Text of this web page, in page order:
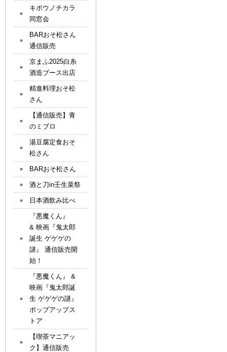
キボウノチカラ
同窓会
BARおそ松さん
通信販売
京まふ2025白糸
酒造ブース出店
精進料理おそ松
さん
【通信販売】青
のミブロ
湯豆腐定食おそ
松さん
BARおそ松さん
酒と刀in壬生菜祭
日本酒飲み比べ
『悪魔くん』
& 映画『鬼太郎
誕生 ゲゲゲの
謎』 通信販売開
始！
『悪魔くん』 &
映画『鬼太郎誕
生 ゲゲゲの謎』
ポップアップス
トア
【喫茶マニアッ
ク】通信販売